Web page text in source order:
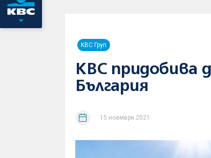
KBC Груп
KBC
България
15 ноември 2021